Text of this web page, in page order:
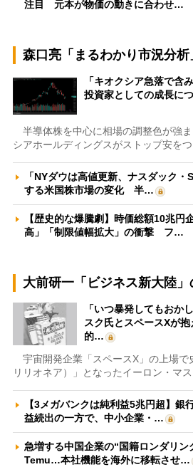
注目 元本が物価の動きに合わせ…
森口亮「まるわかり市況分析
「キオクシア急落で含
投資家としての成長
半導体株を中心に相場の調整色が強
シアホールディングスがストップ安を
「NYダウは高値更新、ナスダック
する米国株市場の変化 半…
【歴史的な爆騰劇】時価総額10兆円
高」「制限値幅拡大」の衝撃 フ…
大前研一「ビジネス新大陸」
「いつ暴発してもおか
スク氏とスペースXが
的…
宇宙開発企業「スペースX」の上場で
リリオネア）」となったイーロン・マ
【3メガバンクは純利益5兆円超】銀
益続出の一方で、中小企業・…
急増する中国企業の“国籍ロンダリ
Temu…本社機能を海外に移転させ…